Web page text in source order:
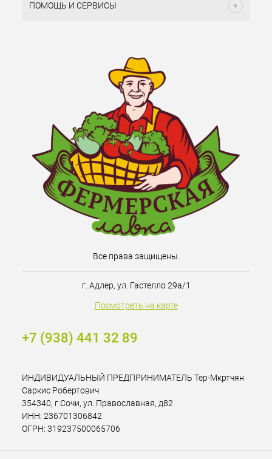
ПОМОЩЬ И СЕРВИСЫ
Все права защищены.
г. Адлер, ул. Гастелло 29а/1
Посмотреть на карте
+7 (938) 441 32 89
ИНДИВИДУАЛЬНЫЙ ПРЕДПРИНИМАТЕЛЬ Тер-Мкртчян
Саркис Робертович
354340, г.Сочи, ул. Православная, д82
ИНН: 236701306842
ОГРН: 319237500065706